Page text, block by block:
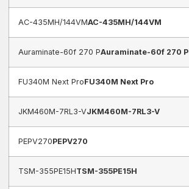
AC-435MH/144VMAC-435MH/144VM
Auraminate-60f 270 PAuraminate-60f 270 P
FU340M Next ProFU340M Next Pro
JKM460M-7RL3-VJKM460M-7RL3-V
PEPV270PEPV270
TSM-355PE15HTSM-355PE15H